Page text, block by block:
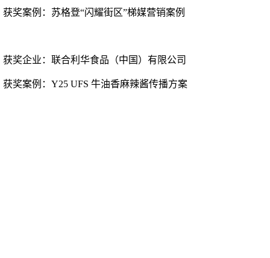
获奖案例： 苏格登“闪耀街区”梯媒营销案例
获奖企业： 联合利华食品（中国）有限公司
获奖案例： Y25 UFS 牛油香麻辣酱传播方案